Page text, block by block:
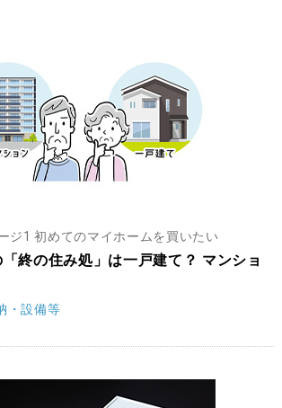
ジ1 初めてのマイホームを買いたい
終の住み処」は一戸建て？ マンショ
・設備等